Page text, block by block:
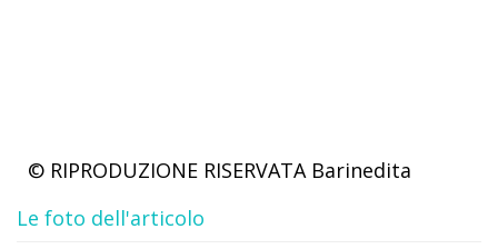
© RIPRODUZIONE RISERVATA Barinedita
Le foto dell'articolo